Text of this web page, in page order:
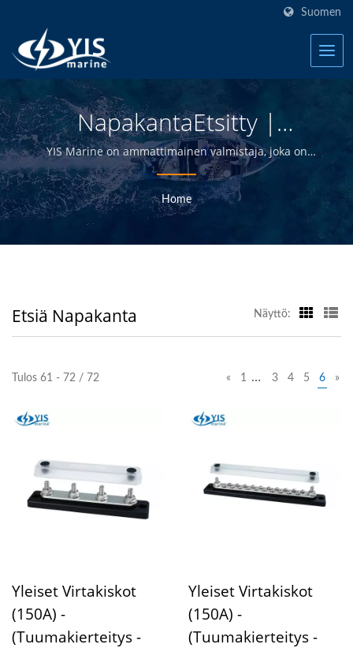
Suomen
NapakantaEtsitty |
Taiwanin Vedenpitävät
Kytkinpaneelit Veneille
Valmistaja | YIS Marine
YIS Marine on ammattimainen valmistaja, joka on
omistautunut tarjoamaan korkealaatuisia sähkö- ja
elektroniikkatuotteita jakelijoille, tukkukauppiaille,
vähittäiskauppiaille ja veneenrakentajille
meriteollisuudessa yli 30 vuoden ajan.
Home
Etsiä Napakanta Näyttö:
Tulos 61 - 72 / 72 « 1 … 3 4 5 6 »
Yleiset Virtakiskot
(150A) -
(Tuumakierteitys -
Yleiset Virtakiskot
(150A) -
(Tuumakierteitys -